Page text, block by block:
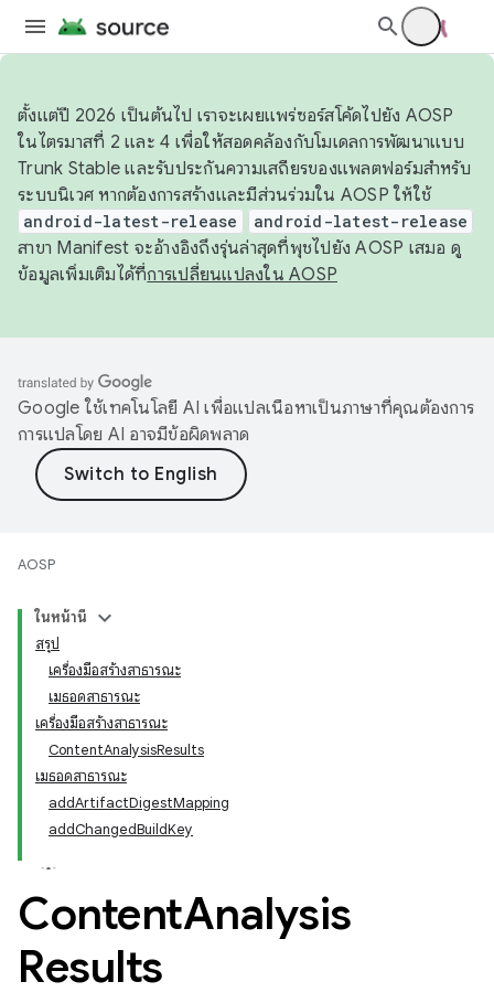
ตั้งแต่ปี 2026 เป็นต้นไป เราจะเผยแพร่ซอร์สโค้ดไปยัง AOSP
ในไตรมาสที่ 2 และ 4 เพื่อให้สอดคล้องกับโมเดลการพัฒนาแบบ
Trunk Stable และรับประกันความเสถียรของแพลตฟอร์มสำหรับ
ระบบนิเวศ หากต้องการสร้างและมีส่วนร่วมใน AOSP ให้ใช้
android-latest-release android-latest-release
สาขา Manifest จะอ้างอิงถึงรุ่นล่าสุดที่พุชไปยัง AOSP เสมอ ดู
ข้อมูลเพิ่มเติมได้ที่การเปลี่ยนแปลงใน AOSP
Google ใช้เทคโนโลยี AI เพื่อแปลเนื้อหาเป็นภาษาที่คุณต้องการ
การแปลโดย AI อาจมีข้อผิดพลาด
AOSP
ในหน้านี้
สรุป
เครื่องมือสร้างสาธารณะ
เมธอดสาธารณะ
เครื่องมือสร้างสาธารณะ
ContentAnalysisResults
เมธอดสาธารณะ
addArtifactDigestMapping
addChangedBuildKey
ContentAnalysis
Results